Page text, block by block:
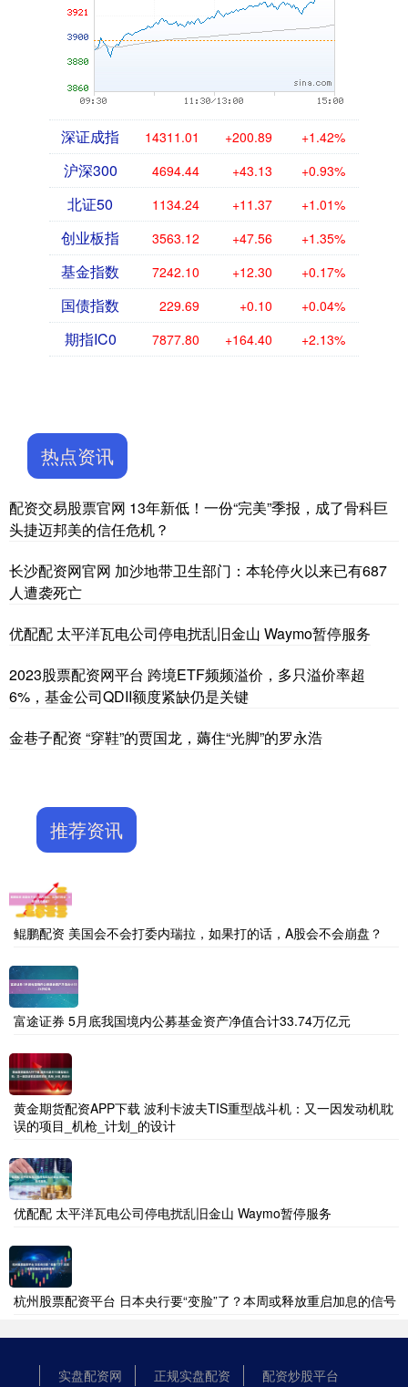
深证成指 14311.01 +200.89 +1.42%
沪深300 4694.44 +43.13 +0.93%
北证50 1134.24 +11.37 +1.01%
创业板指 3563.12 +47.56 +1.35%
基金指数 7242.10 +12.30 +0.17%
国债指数 229.69 +0.10 +0.04%
期指IC0 7877.80 +164.40 +2.13%
热点资讯
配资交易股票官网 13年新低！一份“完美”季报，成了骨科巨
头捷迈邦美的信任危机？
长沙配资网官网 加沙地带卫生部门：本轮停火以来已有687
人遭袭死亡
优配配 太平洋瓦电公司停电扰乱旧金山 Waymo暂停服务
2023股票配资网平台 跨境ETF频频溢价，多只溢价率超
6%，基金公司QDII额度紧缺仍是关键
金巷子配资 “穿鞋”的贾国龙，薅住“光脚”的罗永浩
推荐资讯
鲲鹏配资 美国会不会打委内瑞拉，如果打的话，A股会不会崩盘？
富途证券 5月底我国境内公募基金资产净值合计33.74万亿元
黄金期货配资APP下载 波利卡波夫TIS重型战斗机：又一因发动机耽
误的项目_机枪_计划_的设计
优配配 太平洋瓦电公司停电扰乱旧金山 Waymo暂停服务
杭州股票配资平台 日本央行要“变脸”了？本周或释放重启加息的信号
实盘配资网 正规实盘配资 配资炒股平台